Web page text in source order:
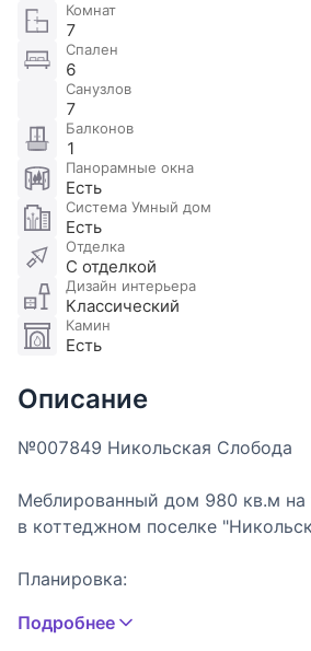
Комнат
7
Спален
6
Санузлов
7
Балконов
1
Панорамные окна
Есть
Система Умный дом
Есть
Отделка
С отделкой
Дизайн интерьера
Классический
Камин
Есть
Описание
№007849 Никольская Слобода
Меблированный дом 980 кв.м на
в коттеджном поселке
Планировка:
СПА зона: тренажерный зал,
Подробнее